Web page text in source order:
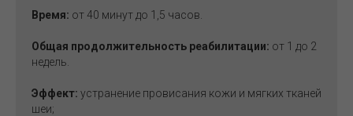
Время: от 40 минут до 1,5 часов.
Общая продолжительность реабилитации: от 1 до 2
недель.
Эффект: устранение провисания кожи и мягких тканей
шеи;